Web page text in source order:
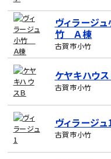
ヴィラージ
竹 Ａ棟
古賀市小竹
ケヤキハウス
古賀市小竹
ヴィラージュ
古賀市小竹